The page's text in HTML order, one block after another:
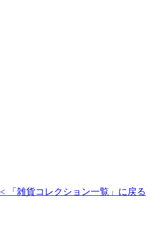
< 「雑貨コレクション一覧」に戻る